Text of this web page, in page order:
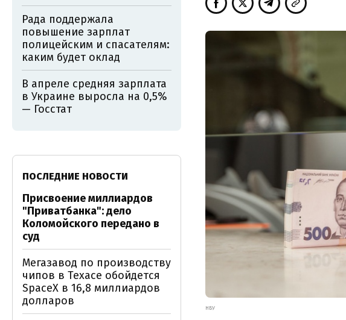
НБУ
Рада поддержала
повышение зарплат
полицейским и спасателям:
каким будет оклад
В апреле средняя зарплата
в Украине выросла на 0,5%
— Госстат
ПОСЛЕДНИЕ НОВОСТИ
Присвоение миллиардов
"Приватбанка": дело
Коломойского передано в
суд
Мегазавод по производству
чипов в Техасе обойдется
SpaceX в 16,8 миллиардов
долларов